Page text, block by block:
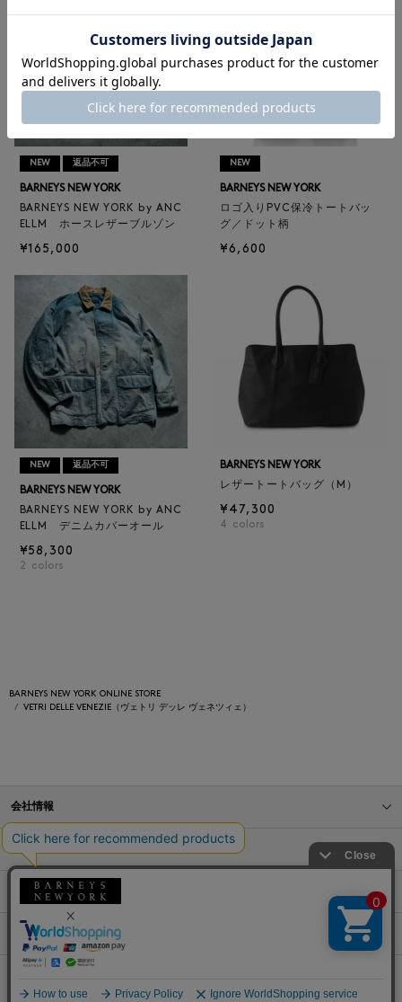
NEW 返品不可
BARNEYS NEW YORK
BARNEYS NEW YORK by ANC
ELLM ホースレザーブルゾン
¥165,000
NEW
BARNEYS NEW YORK
ロゴ入りPVC保冷トートバッ
グ／ドット柄
¥6,600
NEW 返品不可
BARNEYS NEW YORK
BARNEYS NEW YORK by ANC
ELLM デニムカバーオール
¥58,300
2 colors
BARNEYS NEW YORK
レザートートバッグ（M）
¥47,300
4 colors
BARNEYS NEW YORK ONLINE STORE
VETRI DELLE VENEZIE（ヴェトリ デッレ ヴェネツィェ）
会社情報
オンラインストアショッピングガイド
店舗情報
サービス